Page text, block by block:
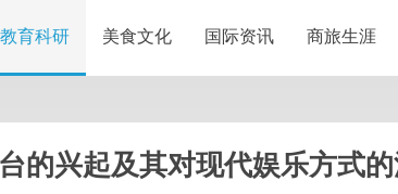
教育科研 美食文化 国际资讯 商旅生涯
的兴起及其对现代娱乐方式